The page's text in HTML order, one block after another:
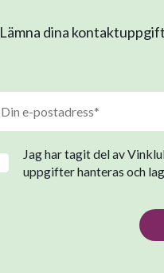
Lämna dina
Jag har tagit del av
uppgifter hanteras och